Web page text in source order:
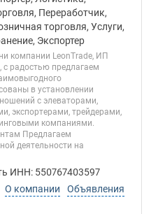
Переработчик,
торговля, Услуги,
Экспортер
компании LeonTrade, ИП
с радостью предлагаем
в установлении
с элеваторами,
экспортерами, трейдерами,
компаниями.
Предлагаем
деятельности на
ИНН: 550767403597
О компании
Объявления